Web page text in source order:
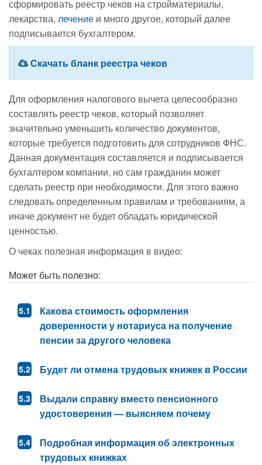
сформировать реестр чеков на стройматериалы,
лекарства, лечение и много другое, который далее
подписывается бухгалтером.
Скачать бланк реестра чеков
Для оформления налогового вычета целесообразно
составлять реестр чеков, который позволяет
значительно уменьшить количество документов,
которые требуется подготовить для сотрудников ФНС.
Данная документация составляется и подписывается
бухгалтером компании, но сам гражданин может
сделать реестр при необходимости. Для этого важно
следовать определенным правилам и требованиям, а
иначе документ не будет обладать юридической
ценностью.
О чеках полезная информация в видео:
Может быть полезно:
Какова стоимость оформления
доверенности у нотариуса на получение
пенсии за другого человека
Будет ли отмена трудовых книжек в России
Выдали справку вместо пенсионного
удостоверения — выясняем почему
Подробная информация об электронных
трудовых книжках